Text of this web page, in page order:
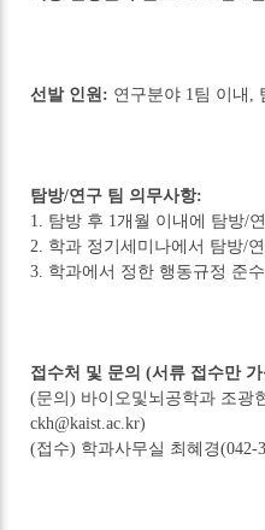
선발 인원: 연구분야 1팀 이내,
탐방/연구 팀 의무사항:
1. 탐방 후 1개월 이내에 탐방/
2. 학과 정기세미나에서 탐방/
3. 학과에서 정한 행동규정 준수
접수처 및 문의 (서류 접수만 가
(문의) 바이오및뇌공학과 조광
ckh@kaist.ac.kr)
(접수) 학과사무실 최혜경(042-